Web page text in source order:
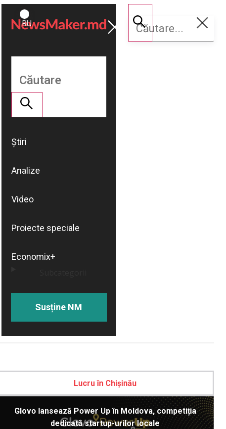
ROMÂNĂ
RU
Susține
NM
Știri
Analize
Video
Proiecte speciale
Economix+
Susține NM
Lucru în Chișinău
Glovo lansează Power Up în Moldova, competiția
dedicată startup-urilor locale